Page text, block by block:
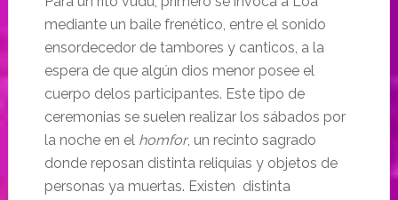
mediante un baile frenético, entre el sonido
ensordecedor de tambores y canticos, a la
espera de que algún dios menor posee el
cuerpo delos participantes. Este tipo de
ceremonias se suelen realizar los sábados por
la noche en el homfor, un recinto sagrado
donde reposan distinta reliquias y objetos de
personas ya muertas. Existen distinta